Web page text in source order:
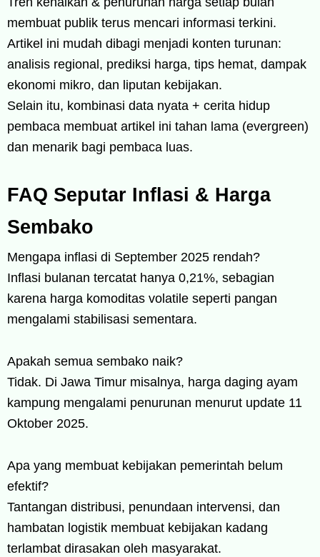
membuat publik terus mencari informasi terkini.
Artikel ini mudah dibagi menjadi konten turunan:
analisis regional, prediksi harga, tips hemat, dampak
ekonomi mikro, dan liputan kebijakan.
Selain itu, kombinasi data nyata + cerita hidup
pembaca membuat artikel ini tahan lama (evergreen)
dan menarik bagi pembaca luas.
FAQ Seputar Inflasi & Harga
Sembako
Mengapa inflasi di September 2025 rendah?
Inflasi bulanan tercatat hanya 0,21%, sebagian
karena harga komoditas volatile seperti pangan
mengalami stabilisasi sementara.
Apakah semua sembako naik?
Tidak. Di Jawa Timur misalnya, harga daging ayam
kampung mengalami penurunan menurut update 11
Oktober 2025.
Apa yang membuat kebijakan pemerintah belum
efektif?
Tantangan distribusi, penundaan intervensi, dan
hambatan logistik membuat kebijakan kadang
terlambat dirasakan oleh masyarakat.